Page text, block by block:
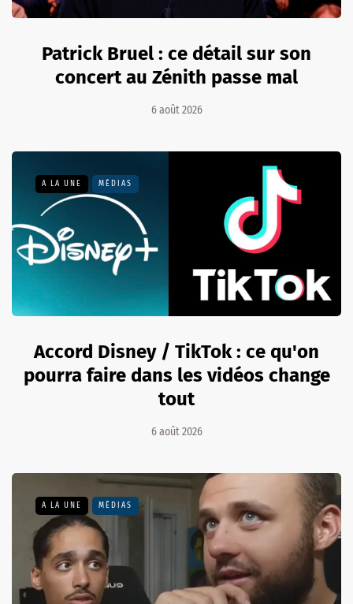
Patrick Bruel : ce détail sur son
concert au Zénith passe mal
6 août 2026
A LA UNE MÉDIAS
Accord Disney / TikTok : ce qu'on
pourra faire dans les vidéos change
tout
6 août 2026
A LA UNE MÉDIAS